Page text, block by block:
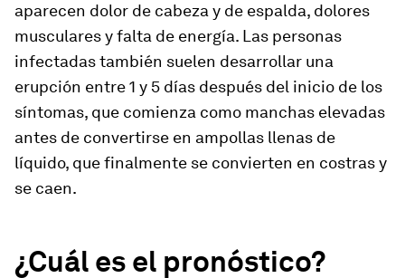
aparecen dolor de cabeza y de espalda, dolores
musculares y falta de energía. Las personas
infectadas también suelen desarrollar una
erupción entre 1 y 5 días después del inicio de los
síntomas, que comienza como manchas elevadas
antes de convertirse en ampollas llenas de
líquido, que finalmente se convierten en costras y
se caen.
¿Cuál es el pronóstico?